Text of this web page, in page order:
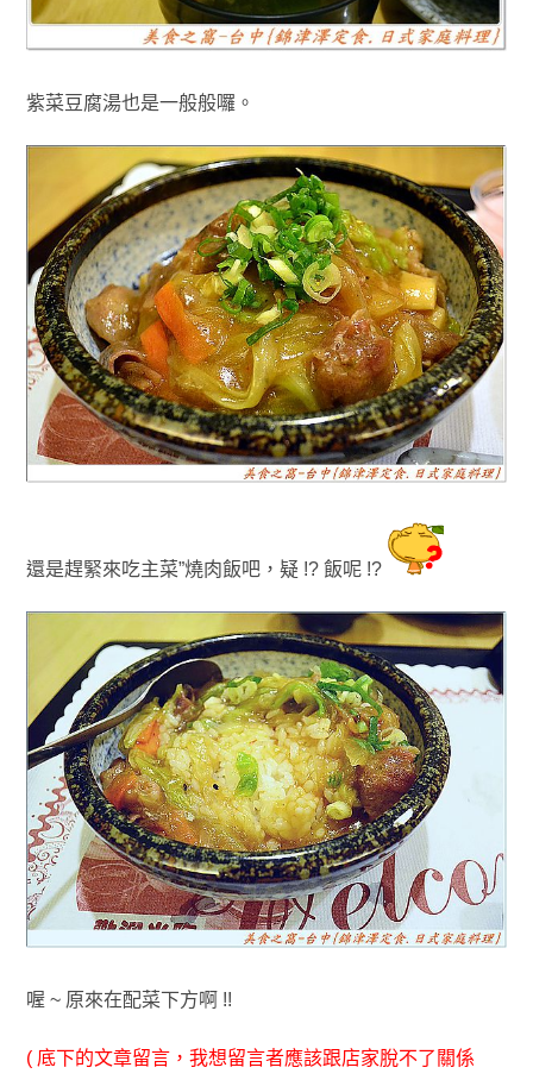
紫菜豆腐湯也是一般般囉 。
還是趕緊來吃主菜”燒肉飯吧，疑 !? 飯呢 !?
喔 ~ 原來在配菜下方啊 !!
( 底下的文章留言，我想留言者應該跟店家脫不了關係